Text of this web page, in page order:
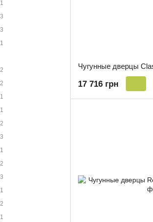
Чугунные дверцы
17 716 грн
1
3
3
1
2
2
1
1
2
3
1
2
3
1
2
1